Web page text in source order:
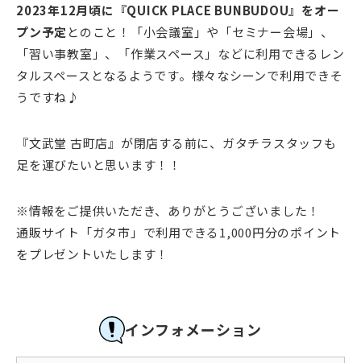
2023年12月頃に『QUICK PLACE BUNBUDOU』をオー
プン予定 とのこと！「小会議室」や「セミナー会場」、
「習い事教室」、「作業スペース」などに利用できるレン
タルスペースとなるようです。様々なシーンで利用できそ
うですね♪
『文武堂 古町店』が閉店する前に、ガタチラスタッフも
足を運びたいと思います！！
※情報をご提供いただき、ありがとうございました！
通販サイト「ガタ市」で利用できる1,000円分のポイント
をプレゼントいたします！
インフォメーション